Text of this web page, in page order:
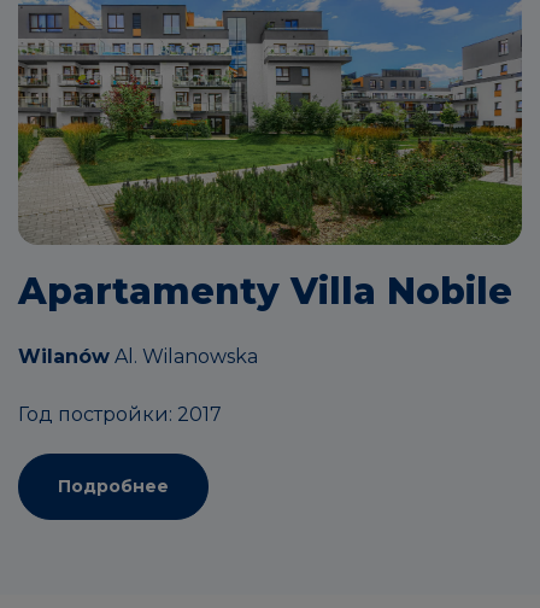
Apartamenty Villa Nobile
Wilanów Al. Wilanowska
Год постройки: 2017
Подробнее